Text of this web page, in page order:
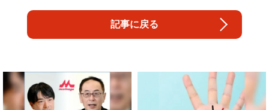
記事に戻る